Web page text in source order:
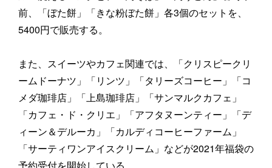
前、「ぼた餅」「きな粉ぼた餅」各3個のセットを、
5400円で販売する。
また、スイーツやカフェ関連では、「クリスピークリ
ームドーナツ」「リンツ」「タリーズコーヒー」「コ
メダ珈琲店」「上島珈琲店」「サンマルクカフェ」
「カフェ・ド・クリエ」「アフタヌーンティー」「デ
ィーン＆デルーカ」「カルディコーヒーファーム」
「サーティワンアイスクリーム」などが2021年福袋の
予約受付を開始している。